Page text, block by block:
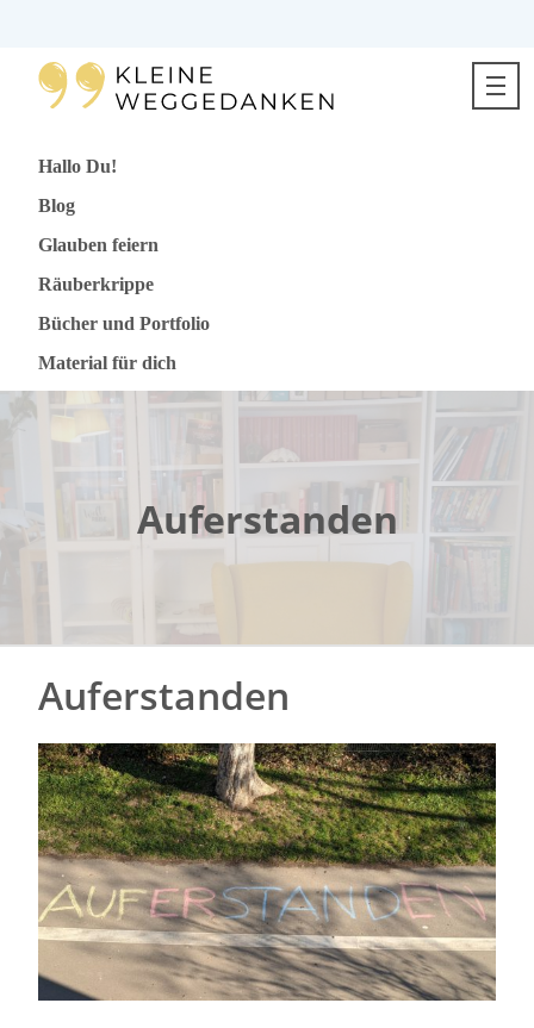
Direkt
Hallo Du!
Blog
Glauben feiern
Räuberkrippe
Bücher und Portfolio
Material für dich
Auferstanden
Auferstanden